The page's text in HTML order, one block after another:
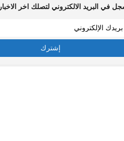
في البريد الالكتروني لتصلك اخر الاخبار